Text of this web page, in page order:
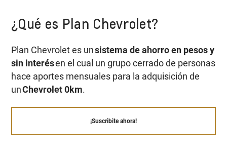
¿Qué es Plan Chevrolet?
Plan Chevrolet es unsistema de ahorro en pesos y
sin interésen el cual un grupo cerrado de personas
hace aportes mensuales para la adquisición de
unChevrolet 0km.
¡Suscribite ahora!